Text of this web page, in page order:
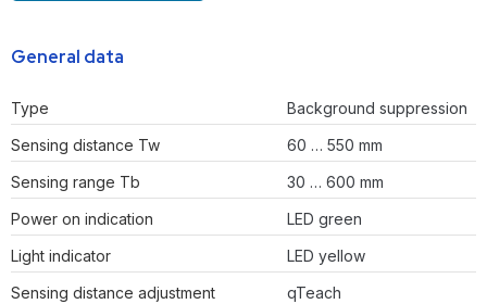
General data
Type
Background suppression
Sensing distance Tw
60 … 550 mm
Sensing range Tb
30 … 600 mm
Power on indication
LED green
Light indicator
LED yellow
Sensing distance adjustment
qTeach